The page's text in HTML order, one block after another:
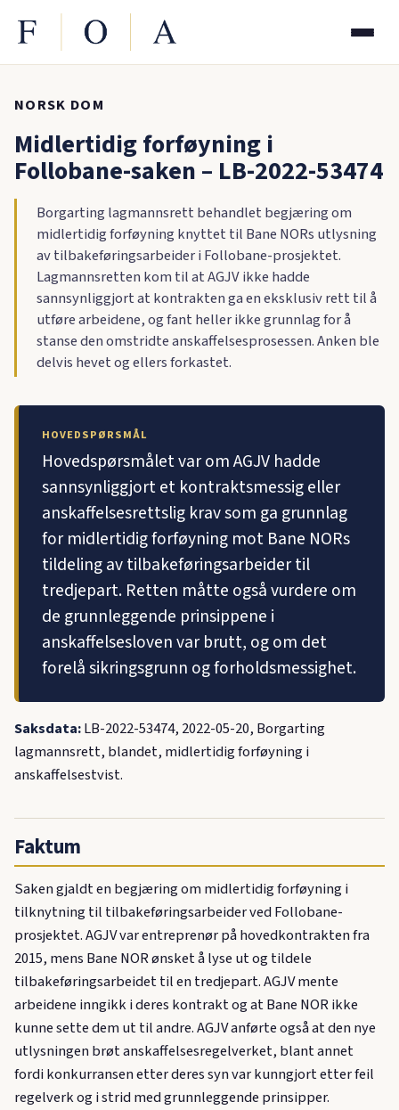
NORSK DOM
Midlertidig forføyning i
Follobane-saken – LB-2022-53474
Borgarting lagmannsrett behandlet begjæring om
midlertidig forføyning knyttet til Bane NORs utlysning
av tilbakeføringsarbeider i Follobane-prosjektet.
Lagmannsretten kom til at AGJV ikke hadde
sannsynliggjort at kontrakten ga en eksklusiv rett til å
utføre arbeidene, og fant heller ikke grunnlag for å
stanse den omstridte anskaffelsesprosessen. Anken ble
delvis hevet og ellers forkastet.
HOVEDSPØRSMÅL
Hovedspørsmålet var om AGJV hadde
sannsynliggjort et kontraktsmessig eller
anskaffelsesrettslig krav som ga grunnlag
for midlertidig forføyning mot Bane NORs
tildeling av tilbakeføringsarbeider til
tredjepart. Retten måtte også vurdere om
de grunnleggende prinsippene i
anskaffelsesloven var brutt, og om det
forelå sikringsgrunn og forholdsmessighet.
Saksdata:LB-2022-53474, 2022-05-20, Borgarting
lagmannsrett, blandet, midlertidig forføyning i
anskaffelsestvist.
Faktum
Saken gjaldt en begjæring om midlertidig forføyning i
tilknytning til tilbakeføringsarbeider ved Follobane-
prosjektet. AGJV var entreprenør på hovedkontrakten fra
2015, mens Bane NOR ønsket å lyse ut og tildele
tilbakeføringsarbeidet til en tredjepart. AGJV mente
arbeidene inngikk i deres kontrakt og at Bane NOR ikke
kunne sette dem ut til andre. AGJV anførte også at den nye
utlysningen brøt anskaffelsesregelverket, blant annet
fordi konkurransen etter deres syn var kunngjort etter feil
regelverk og i strid med grunnleggende prinsipper.